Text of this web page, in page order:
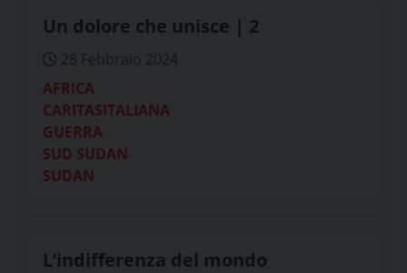
Un dolore che unisce | 2
28 Febbraio 2024
AFRICA
CARITASITALIANA
GUERRA
SUD SUDAN
SUDAN
L’indifferenza del mondo